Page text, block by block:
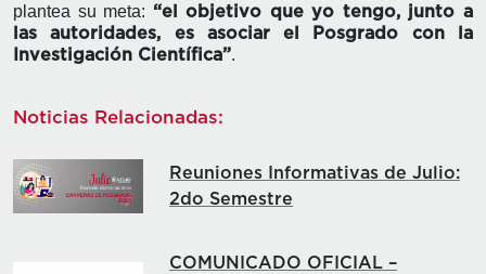
plantea su meta: “el objetivo que yo tengo, junto a
las autoridades, es asociar el Posgrado con la
Investigación Científica”.
Noticias Relacionadas:
Reuniones Informativas de Julio:
2do Semestre
COMUNICADO OFICIAL –